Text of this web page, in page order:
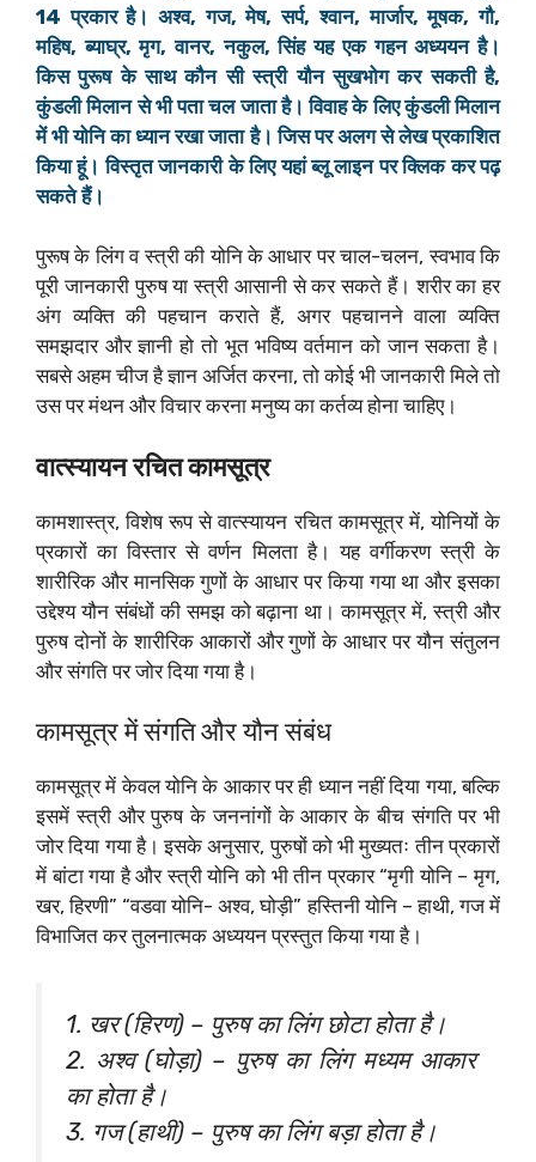
14 प्रकार है। अश्व, गज, मेष, सर्प, श्वान, मार्जार, मूषक, गौ,
महिष, ब्याघ्र, मृग, वानर, नकुल, सिंह यह एक गहन अध्ययन है।
किस पुरूष के साथ कौन सी स्त्री यौन सुखभोग कर सकती है,
कुंडली मिलान से भी पता चल जाता है। विवाह के लिए कुंडली मिलान
में भी योनि का ध्यान रखा जाता है। जिस पर अलग से लेख प्रकाशित
किया हूं। विस्तृत जानकारी के लिए यहां ब्लू लाइन पर क्लिक कर पढ़
सकते हैं।
पुरूष के लिंग व स्त्री की योनि के आधार पर चाल-चलन, स्वभाव कि
पूरी जानकारी पुरुष या स्त्री आसानी से कर सकते हैं। शरीर का हर
अंग व्यक्ति की पहचान कराते हैं, अगर पहचानने वाला व्यक्ति
समझदार और ज्ञानी हो तो भूत भविष्य वर्तमान को जान सकता है।
सबसे अहम चीज है ज्ञान अर्जित करना, तो कोई भी जानकारी मिले तो
उस पर मंथन और विचार करना मनुष्य का कर्तव्य होना चाहिए।
वात्स्यायन रचित कामसूत्र
कामशास्त्र, विशेष रूप से वात्स्यायन रचित कामसूत्र में, योनियों के
प्रकारों का विस्तार से वर्णन मिलता है। यह वर्गीकरण स्त्री के
शारीरिक और मानसिक गुणों के आधार पर किया गया था और इसका
उद्देश्य यौन संबंधों की समझ को बढ़ाना था। कामसूत्र में, स्त्री और
पुरुष दोनों के शारीरिक आकारों और गुणों के आधार पर यौन संतुलन
और संगति पर जोर दिया गया है।
कामसूत्र में संगति और यौन संबंध
कामसूत्र में केवल योनि के आकार पर ही ध्यान नहीं दिया गया, बल्कि
इसमें स्त्री और पुरुष के जननांगों के आकार के बीच संगति पर भी
जोर दिया गया है। इसके अनुसार, पुरुषों को भी मुख्यतः तीन प्रकारों
में बांटा गया है और स्त्री योनि को भी तीन प्रकार “मृगी योनि – मृग,
खर, हिरणी” “वडवा योनि- अश्व, घोड़ी” हस्तिनी योनि – हाथी, गज में
विभाजित कर तुलनात्मक अध्ययन प्रस्तुत किया गया है।
1. खर (हिरण) – पुरुष का लिंग छोटा होता है।
2. अश्व (घोड़ा) – पुरुष का लिंग मध्यम आकार
का होता है।
3. गज (हाथी) – पुरुष का लिंग बड़ा होता है।